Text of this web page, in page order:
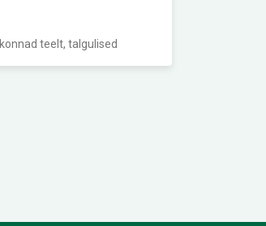
konnad teelt, talgulised